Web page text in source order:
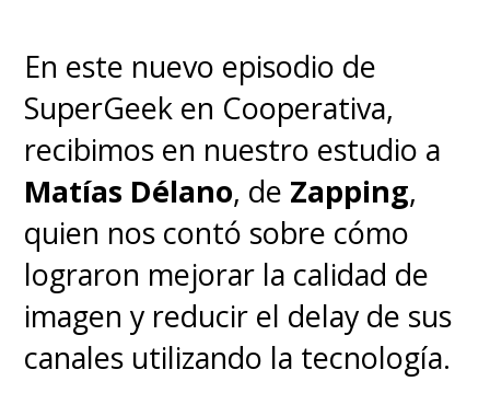
En este nuevo episodio de
SuperGeek en Cooperativa,
recibimos en nuestro estudio a
Matías Délano, de Zapping,
quien nos contó sobre cómo
lograron mejorar la calidad de
imagen y reducir el delay de sus
canales utilizando la tecnología.